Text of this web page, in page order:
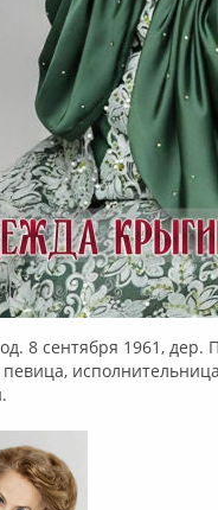
8 сентября 1961, дер.